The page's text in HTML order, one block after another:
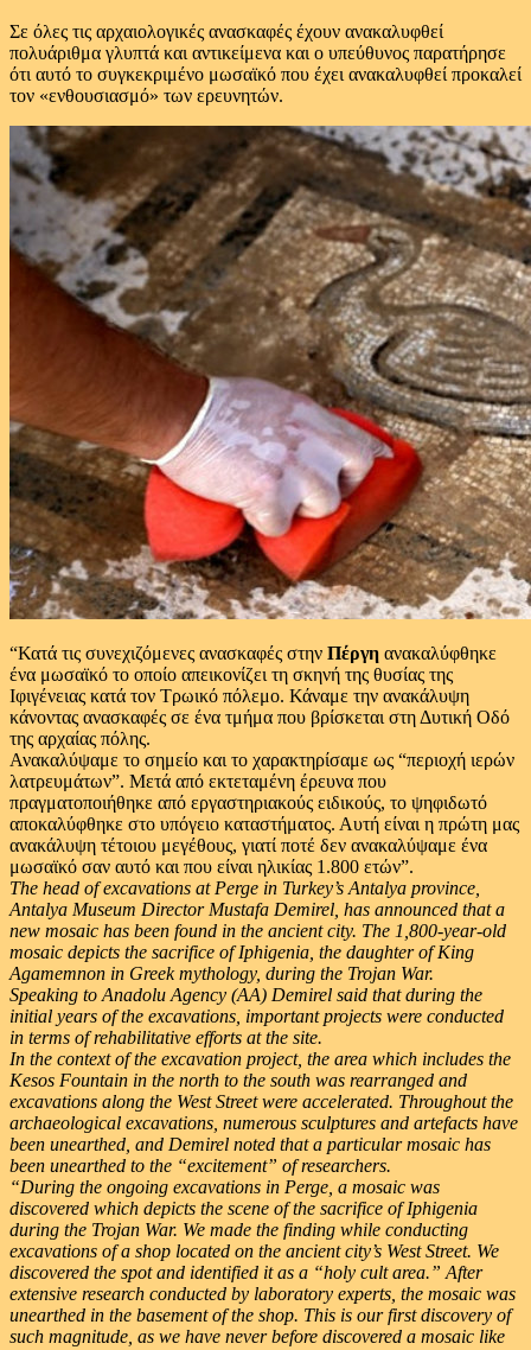
Σε όλες τις αρχαιολογικές ανασκαφές έχουν ανακαλυφθεί
πολυάριθμα γλυπτά και αντικείμενα και ο υπεύθυνος παρατήρησε
ότι αυτό το συγκεκριμένο μωσαϊκό που έχει ανακαλυφθεί προκαλεί
τον «ενθουσιασμό» των ερευνητών.
“Κατά τις συνεχιζόμενες ανασκαφές στην Πέργη ανακαλύφθηκε
ένα μωσαϊκό το οποίο απεικονίζει τη σκηνή της θυσίας της
Ιφιγένειας κατά τον Τρωικό πόλεμο. Κάναμε την ανακάλυψη
κάνοντας ανασκαφές σε ένα τμήμα που βρίσκεται στη Δυτική Οδό
της αρχαίας πόλης.
Ανακαλύψαμε το σημείο και το χαρακτηρίσαμε ως “περιοχή ιερών
λατρευμάτων”. Μετά από εκτεταμένη έρευνα που
πραγματοποιήθηκε από εργαστηριακούς ειδικούς, το ψηφιδωτό
αποκαλύφθηκε στο υπόγειο καταστήματος. Αυτή είναι η πρώτη μας
ανακάλυψη τέτοιου μεγέθους, γιατί ποτέ δεν ανακαλύψαμε ένα
μωσαϊκό σαν αυτό και που είναι ηλικίας 1.800 ετών”.
The head of excavations at Perge in Turkey’s Antalya province,
Antalya Museum Director Mustafa Demirel, has announced that a
new mosaic has been found in the ancient city. The 1,800-year-old
mosaic depicts the sacrifice of Iphigenia, the daughter of King
Agamemnon in Greek mythology, during the Trojan War.
Speaking to Anadolu Agency (AA) Demirel said that during the
initial years of the excavations, important projects were conducted
in terms of rehabilitative efforts at the site.
In the context of the excavation project, the area which includes the
Kesos Fountain in the north to the south was rearranged and
excavations along the West Street were accelerated. Throughout the
archaeological excavations, numerous sculptures and artefacts have
been unearthed, and Demirel noted that a particular mosaic has
been unearthed to the “excitement” of researchers.
“During the ongoing excavations in Perge, a mosaic was
discovered which depicts the scene of the sacrifice of Iphigenia
during the Trojan War. We made the finding while conducting
excavations of a shop located on the ancient city’s West Street. We
discovered the spot and identified it as a “holy cult area.” After
extensive research conducted by laboratory experts, the mosaic was
unearthed in the basement of the shop. This is our first discovery of
such magnitude, as we have never before discovered a mosaic like